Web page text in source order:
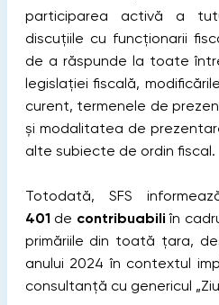
participarea activă a
discuțiile cu funcționarii
de a răspunde la toate
legislației fiscală,
curent, termenele de
și modalitatea de
alte subiecte de ordin fiscal.
Totodată, SFS
401 de contribuabili în
primăriile din toată țara,
anului 2024 în contextul
consultanță cu genericul